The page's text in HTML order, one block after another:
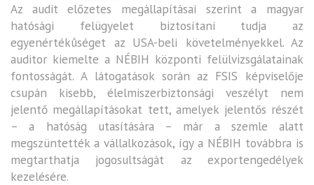
Az audit előzetes megállapításai szerint a magyar
hatósági felügyelet biztosítani tudja az
egyenértékûséget az USA-beli követelményekkel. Az
auditor kiemelte a NÉBIH központi felülvizsgálatainak
fontosságát. A látogatások során az FSIS képviselője
csupán kisebb, élelmiszerbiztonsági veszélyt nem
jelentő megállapításokat tett, amelyek jelentős részét
– a hatóság utasítására – már a szemle alatt
megszüntették a vállalkozások, így a NÉBIH továbbra is
megtarthatja jogosultságát az exportengedélyek
kezelésére.